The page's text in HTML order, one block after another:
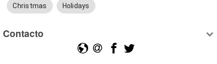
Christmas Holidays
Contacto